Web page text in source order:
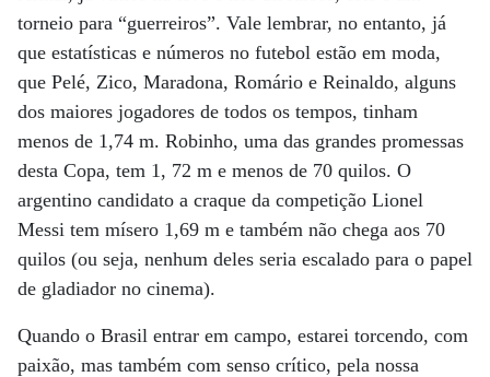
torneio para “guerreiros”. Vale lembrar, no entanto, já
que estatísticas e números no futebol estão em moda,
que Pelé, Zico, Maradona, Romário e Reinaldo, alguns
dos maiores jogadores de todos os tempos, tinham
menos de 1,74 m. Robinho, uma das grandes promessas
desta Copa, tem 1, 72 m e menos de 70 quilos. O
argentino candidato a craque da competição Lionel
Messi tem mísero 1,69 m e também não chega aos 70
quilos (ou seja, nenhum deles seria escalado para o papel
de gladiador no cinema).
Quando o Brasil entrar em campo, estarei torcendo, com
paixão, mas também com senso crítico, pela nossa